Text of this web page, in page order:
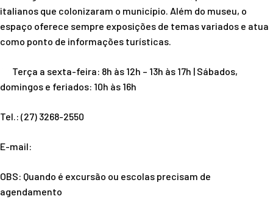
italianos que colonizaram o município. Além do museu, o
espaço oferece sempre exposições de temas variados e atua
como ponto de informações turísticas.
Terça a sexta-feira: 8h às 12h – 13h às 17h | Sábados,
domingos e feriados: 10h às 16h
Tel.: (27) 3268-2550
E-mail:
OBS: Quando é excursão ou escolas precisam de
agendamento